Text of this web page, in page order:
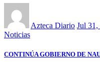
Azteca Diario Jul 31,
Noticias
CONTINÚA GOBIERNO DE